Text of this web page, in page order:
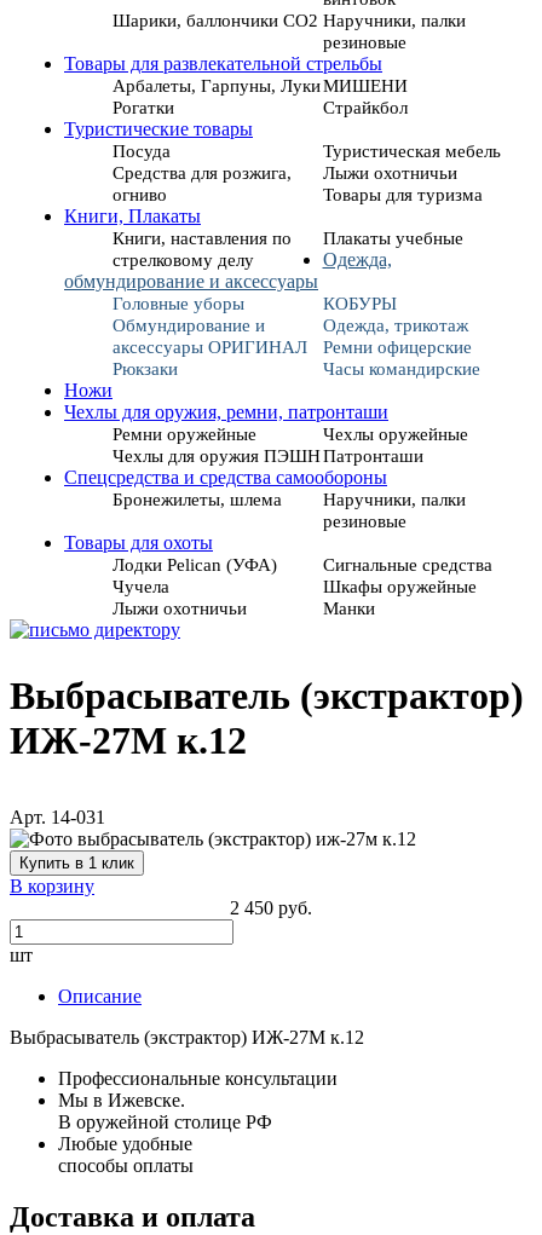
Шарики, баллончики СО2 Наручники, палки
резиновые
Товары для развлекательной стрельбы
Арбалеты, Гарпуны, ЛукиМИШЕНИ
Рогатки
Страйкбол
Туристические товары
Посуда
Туристическая мебель
Средства для розжига,
огниво
Лыжи охотничьи
Товары для туризма
Книги, Плакаты
Книги, наставления по
стрелковому делу
Плакаты учебные
Одежда,
обмундирование и аксессуары
Головные уборы
КОБУРЫ
Обмундирование и
аксессуары ОРИГИНАЛ
Одежда, трикотаж
Ремни офицерские
Рюкзаки
Часы командирские
Ножи
Чехлы для оружия, ремни, патронташи
Ремни оружейные
Чехлы оружейные
Чехлы для оружия ПЭШНПатронташи
Спецсредства и средства самообороны
Бронежилеты, шлема
Наручники, палки
резиновые
Товары для охоты
Лодки Pelican (УФА)
Сигнальные средства
Чучела
Шкафы оружейные
Лыжи охотничьи
Манки
Выбрасыватель (экстрактор)
ИЖ-27М к.12
Арт. 14-031
Купить в 1 клик
В корзину
2 450 руб.
шт
Описание
Выбрасыватель (экстрактор) ИЖ-27М к.12
Профессиональные консультации
Мы в Ижевске.
В оружейной столице РФ
Любые удобные
способы оплаты
Доставка и оплата